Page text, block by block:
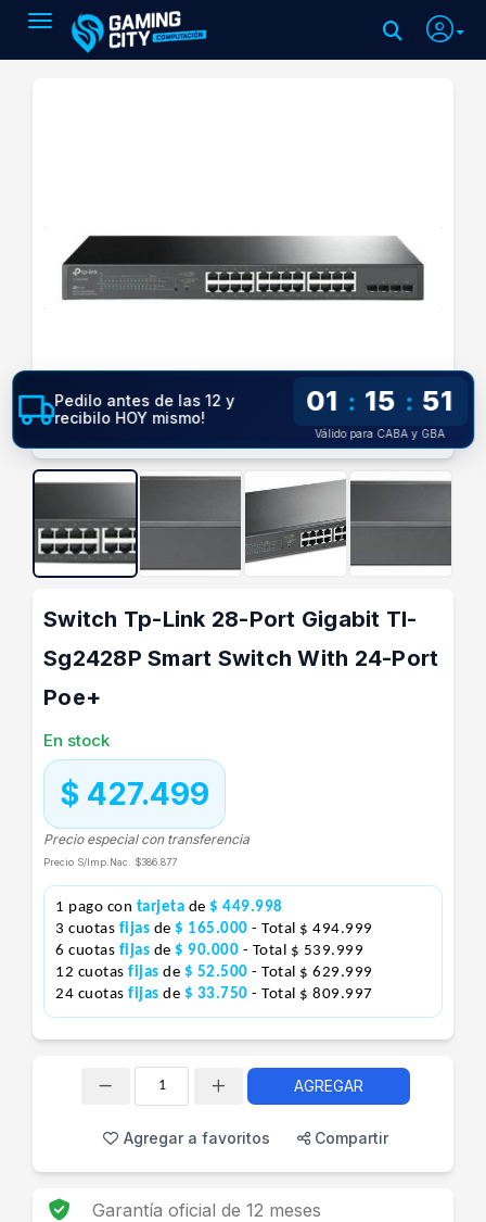
Toggle navigation
Switch Tp-Link 28-Port Gigabit Tl-
Sg2428P Smart Switch With 24-Port
Poe+
En stock
$ 427.499
Precio especial con transferencia
Precio S/Imp.Nac. $386.877
1 pago con tarjeta de $ 449.998
3 cuotas fijas de $ 165.000 - Total $ 494.999
6 cuotas fijas de $ 90.000 - Total $ 539.999
12 cuotas fijas de $ 52.500 - Total $ 629.999
24 cuotas fijas de $ 33.750 - Total $ 809.997
Pedilo antes de las 12 y
recibilo HOY mismo!
01 : 15 : 50
Válido para CABA y GBA
AGREGAR
Agregar a favoritos Compartir
Garantía oficial de 12 meses